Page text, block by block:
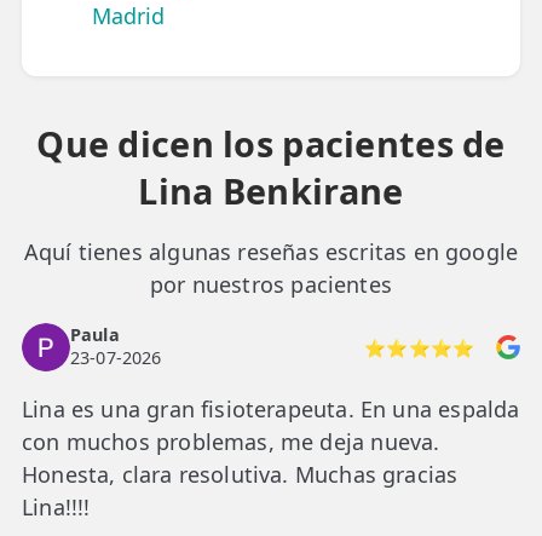
Síndrome Piramidal
Tendinitis de Aquiles
Madrid
Que dicen los pacientes de
Lina Benkirane
Aquí tienes algunas reseñas escritas en google
por nuestros pacientes
Paula
23-07-2026
⭐⭐⭐⭐⭐
Lina es una gran fisioterapeuta. En una espalda
con muchos problemas, me deja nueva.
Honesta, clara resolutiva. Muchas gracias
Lina!!!!